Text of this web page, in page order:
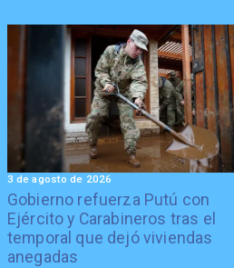
Gobierno refuerza Putú con
Ejército y Carabineros tras el
temporal que dejó viviendas
anegadas
3 de agosto de 2026